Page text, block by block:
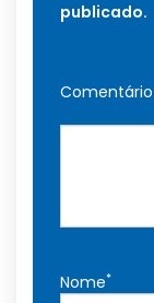
publicado.
Comentário
Nome*